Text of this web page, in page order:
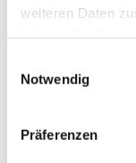
weiteren Daten
Notwendig
Präferenzen